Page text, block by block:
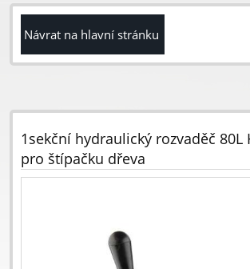
Návrat na hlavní stránku
1sekční hydraulický rozvaděč
pro štípačku dřeva